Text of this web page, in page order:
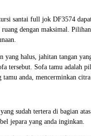
santai full jok DF3574
dengan maksimal.
yang halus, jahitan tangan
tersebut. Sofa tamu adalah
anda, mencerminkan
sudah tertera di bagian
jepara yang anda inginkan.